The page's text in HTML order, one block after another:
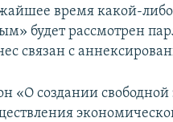
время какой-либо
будет рассмотрен
связан с
«О создании